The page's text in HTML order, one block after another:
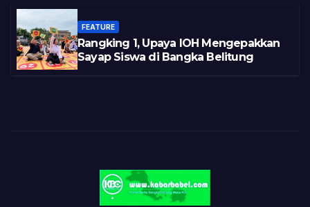
FEATURE
Rangking 1, Upaya IOH Mengepakkan
Sayap Siswa di Bangka Belitung